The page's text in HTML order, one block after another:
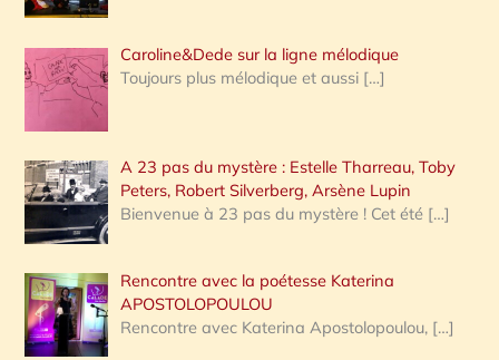
Caroline&Dede sur la ligne mélodique
Toujours plus mélodique et aussi […]
A 23 pas du mystère : Estelle Tharreau, Toby
Peters, Robert Silverberg, Arsène Lupin
Bienvenue à 23 pas du mystère ! Cet été […]
Rencontre avec la poétesse Katerina
APOSTOLOPOULOU
Rencontre avec Katerina Apostolopoulou, […]